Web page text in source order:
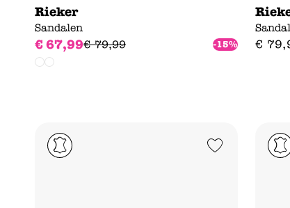
Rieker
Sandalen
€67,99€ 79,99 -15% € 79,
Add to Wishlist